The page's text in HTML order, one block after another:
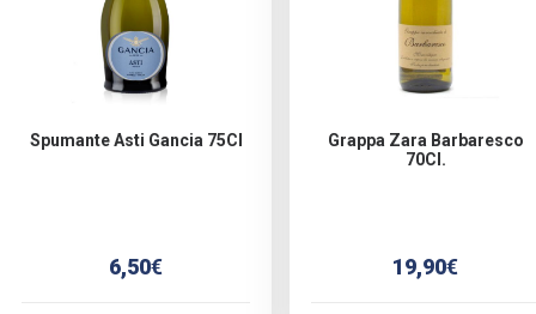
Spumante Asti Gancia 75Cl
6,50€
Grappa Zara Barbaresco
70Cl.
19,90€